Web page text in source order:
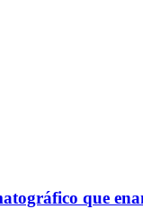
que